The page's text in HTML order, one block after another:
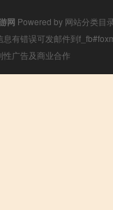
网 Powered by 网站分类目
有错误可发邮件到
广告及商业合作